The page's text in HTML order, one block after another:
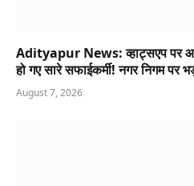
Adityapur News: व्हाट्सएप पर
हो गए सारे सफाईकर्मी! नगर निगम पर
August 7, 2026